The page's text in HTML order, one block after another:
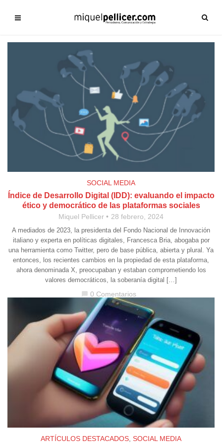
SOCIAL MEDIA
Índice de Desarrollo Digital (IDD): evaluando el impacto
ético y democrático de las plataformas sociales
Miquel Pellicer 28 febrero, 2024
A mediados de 2023, la presidenta del Fondo Nacional de Innovación
italiano y experta en políticas digitales, Francesca Bria, abogaba por
una herramienta como Twitter, pero de base pública, abierta y plural. Ya
entonces, los recientes cambios en la propiedad de esta plataforma,
ahora denominada X, preocupaban y estaban comprometiendo los
valores democráticos, la soberanía digital […]
chat_bubble 0 Comentarios
ARTÍCULOS DESTACADOS SOCIAL MEDIA